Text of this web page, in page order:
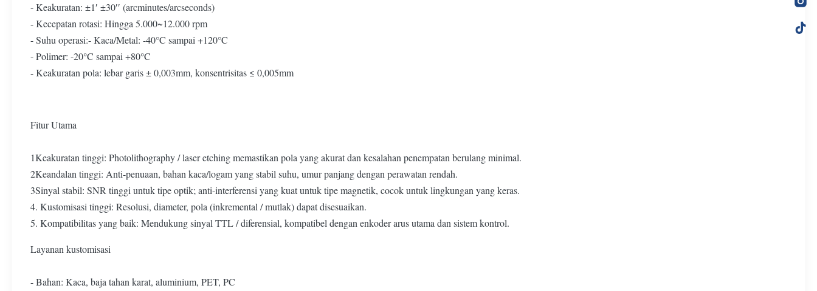
- Keakuratan: ±1′ ±30′′ (arcminutes/arcseconds)
- Kecepatan rotasi: Hingga 5.000~12.000 rpm
- Suhu operasi:- Kaca/Metal: -40°C sampai +120°C
- Polimer: -20°C sampai +80°C
- Keakuratan pola: lebar garis ± 0,003mm, konsentrisitas ≤ 0,005mm
Fitur Utama
1Keakuratan tinggi: Photolithography / laser etching memastikan pola yang akurat dan kesalahan penempatan berulang minimal.
2Keandalan tinggi: Anti-penuaan, bahan kaca/logam yang stabil suhu, umur panjang dengan perawatan rendah.
3Sinyal stabil: SNR tinggi untuk tipe optik; anti-interferensi yang kuat untuk tipe magnetik, cocok untuk lingkungan yang keras.
4. Kustomisasi tinggi: Resolusi, diameter, pola (inkremental / mutlak) dapat disesuaikan.
5. Kompatibilitas yang baik: Mendukung sinyal TTL / diferensial, kompatibel dengan enkoder arus utama dan sistem kontrol.
Layanan kustomisasi
- Bahan: Kaca, baja tahan karat, aluminium, PET, PC